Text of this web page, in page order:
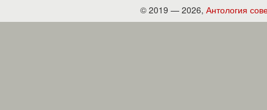
© 2019 — 2026, Антология